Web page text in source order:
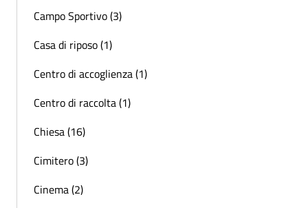
Campo Sportivo (3)
Casa di riposo (1)
Centro di accoglienza (1)
Centro di raccolta (1)
Chiesa (16)
Cimitero (3)
Cinema (2)